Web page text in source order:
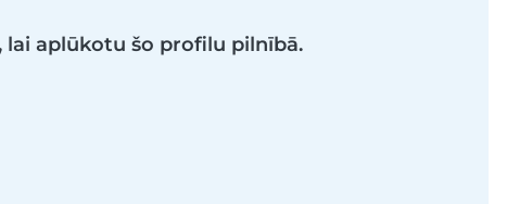
lai aplūkotu šo profilu pilnībā.